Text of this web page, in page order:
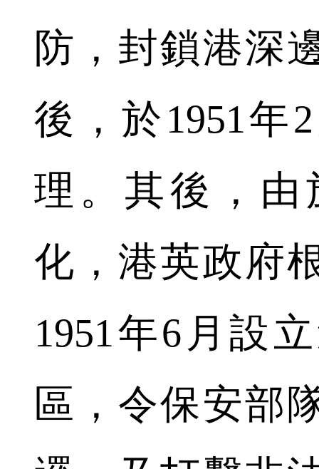
防，封鎖港深
後，於1951年
理。其後，由
化，港英政府
1951年6月設
區，令保安部